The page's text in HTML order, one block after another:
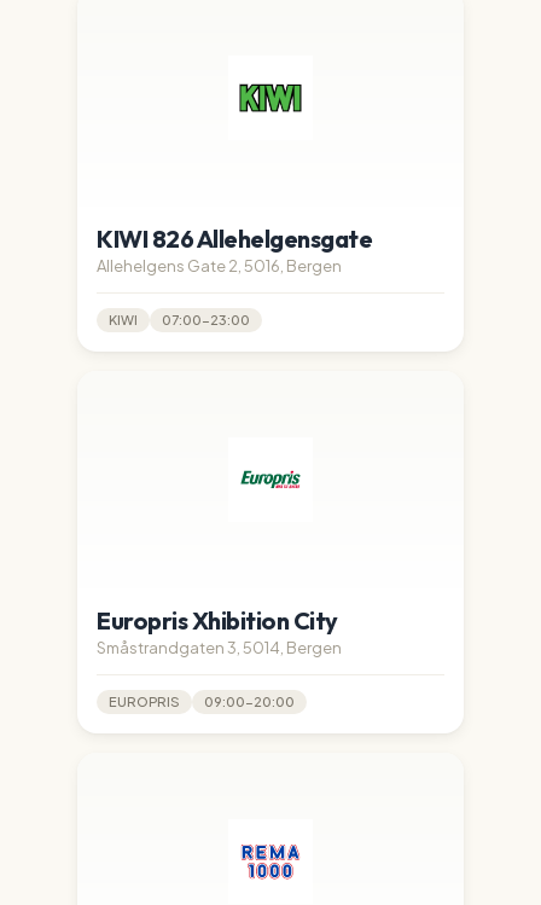
KIWI 826 Allehelgensgate
Allehelgens Gate 2, 5016, Bergen
KIWI 07:00-23:00
Europris Xhibition City
Småstrandgaten 3, 5014, Bergen
EUROPRIS 09:00-20:00